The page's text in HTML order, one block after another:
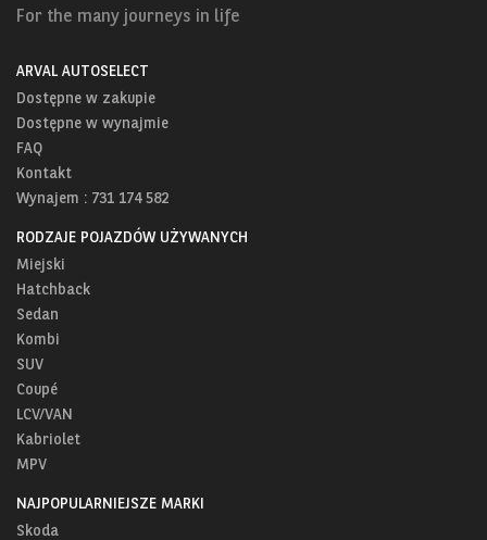
For the many journeys in life
ARVAL AUTOSELECT
Dostępne w zakupie
Dostępne w wynajmie
FAQ
Kontakt
Wynajem : 731 174 582
RODZAJE POJAZDÓW UŻYWANYCH
Miejski
Hatchback
Sedan
Kombi
SUV
Coupé
LCV/VAN
Kabriolet
MPV
NAJPOPULARNIEJSZE MARKI
Skoda